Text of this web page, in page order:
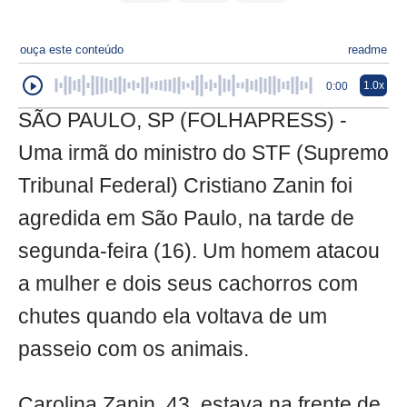
ouça este conteúdo readme
0:00 1.0x
SÃO PAULO, SP (FOLHAPRESS) -
Uma irmã do ministro do STF (Supremo
Tribunal Federal) Cristiano Zanin foi
agredida em São Paulo, na tarde de
segunda-feira (16). Um homem atacou
a mulher e dois seus cachorros com
chutes quando ela voltava de um
passeio com os animais.